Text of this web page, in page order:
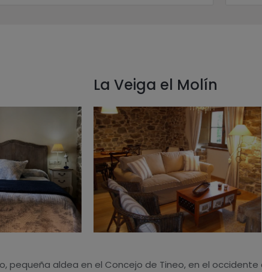
La Veiga el Molín
pequeña aldea en el Concejo de Tineo, en el